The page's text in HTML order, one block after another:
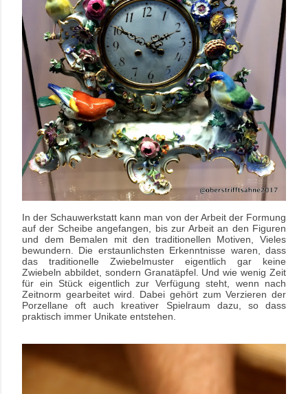
In der Schauwerkstatt kann man von der Arbeit der Formung
auf der Scheibe angefangen, bis zur Arbeit an den Figuren
und dem Bemalen mit den traditionellen Motiven, Vieles
bewundern. Die erstaunlichsten Erkenntnisse waren, dass
das traditionelle Zwiebelmuster eigentlich gar keine
Zwiebeln abbildet, sondern Granatäpfel. Und wie wenig Zeit
für ein Stück eigentlich zur Verfügung steht, wenn nach
Zeitnorm gearbeitet wird. Dabei gehört zum Verzieren der
Porzellane oft auch kreativer Spielraum dazu, so dass
praktisch immer Unikate entstehen.